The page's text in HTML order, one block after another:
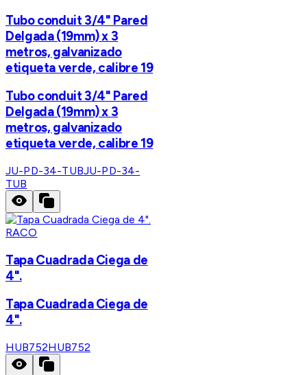
Tubo conduit 3/4" Pared
Delgada (19mm) x 3
metros, galvanizado
etiqueta verde, calibre 19
Tubo conduit 3/4" Pared
Delgada (19mm) x 3
metros, galvanizado
etiqueta verde, calibre 19
JU-PD-34-TUBJU-PD-34-
TUB
RACO
Tapa Cuadrada Ciega de
4".
Tapa Cuadrada Ciega de
4".
HUB752HUB752